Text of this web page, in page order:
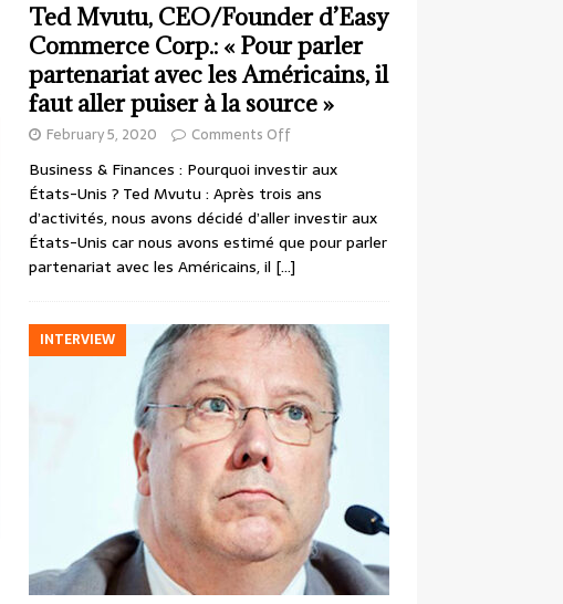
Ted Mvutu, CEO/Founder d’Easy
Commerce Corp.: « Pour parler
partenariat avec les Américains, il
faut aller puiser à la source »
February 5, 2020 Comments Off
Business & Finances : Pourquoi investir aux
États-Unis ? Ted Mvutu : Après trois ans
d’activités, nous avons décidé d’aller investir aux
États-Unis car nous avons estimé que pour parler
partenariat avec les Américains, il […]
INTERVIEW